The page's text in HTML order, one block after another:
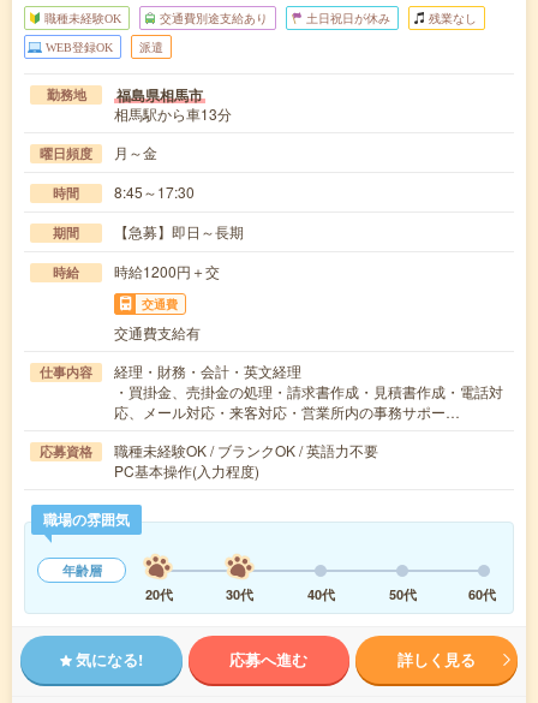
職種未経験OK 交通費別途支給あり 土日祝日が休み 残業なし
WEB登録OK 派遣
勤務地 福島県相馬市
相馬駅から車13分
曜日頻度 月～金
時間 8:45～17:30
期間 【急募】即日～長期
時給 時給1200円＋交
交通費
交通費支給有
仕事内容
経理・財務・会計・英文経理
・買掛金、売掛金の処理・請求書作成・見積書作成・電話対
応、メール対応・来客対応・営業所内の事務サポー…
応募資格
職種未経験OK / ブランクOK / 英語力不要
PC基本操作(入力程度)
職場の雰囲気
年齢層
20代
30代 40代 50代 60代
気になる! 応募へ進む 詳しく見る